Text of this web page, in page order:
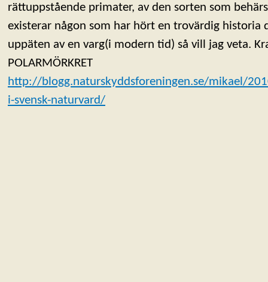
rättuppstående primater, av den sorten som
existerar någon som har hört en trovärdig historia
uppäten av en varg(i modern tid) så vill jag veta.
POLARMÖRKRET
http://blogg.naturskyddsforeningen.se/mikael/
i-svensk-naturvard/